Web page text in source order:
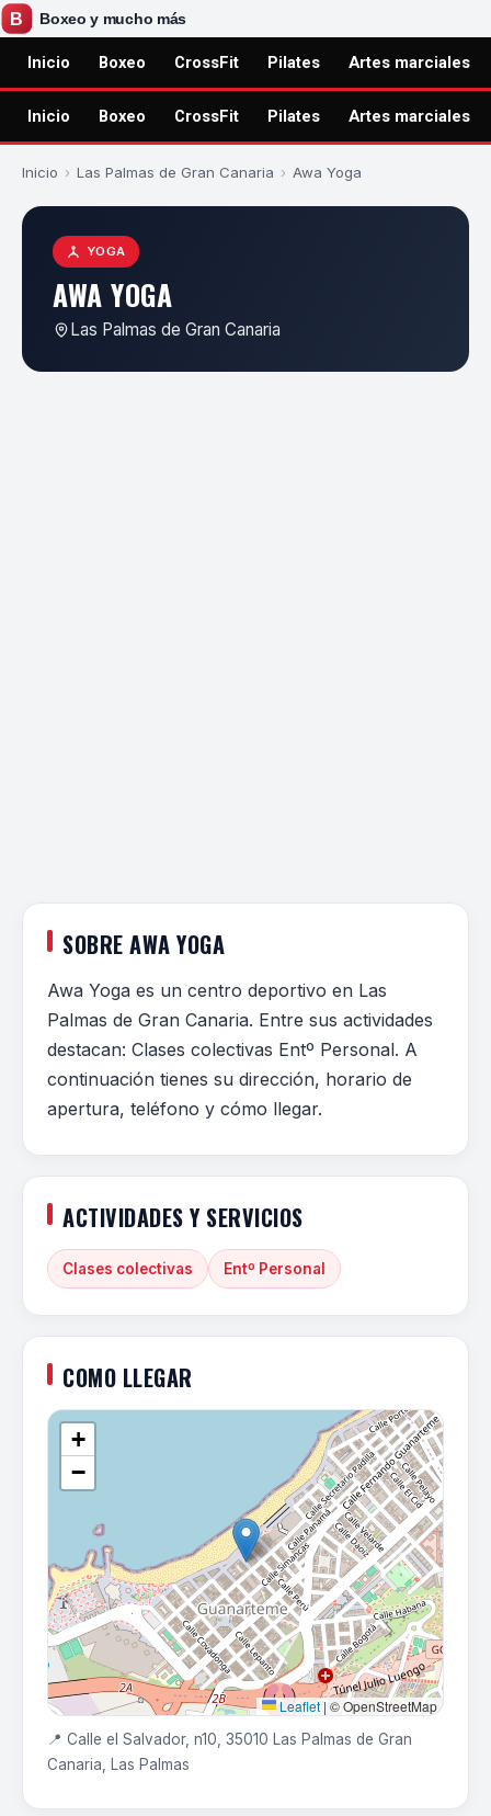
Inicio Boxeo CrossFit Pilates Artes marciales
Inicio Boxeo CrossFit Pilates Artes marciales
Inicio › Las Palmas de Gran Canaria › Awa Yoga
YOGA
AWA YOGA
Las Palmas de Gran Canaria
SOBRE AWA YOGA
Awa Yoga es un centro deportivo en Las
Palmas de Gran Canaria. Entre sus actividades
destacan: Clases colectivas Entº Personal. A
continuación tienes su dirección, horario de
apertura, teléfono y cómo llegar.
ACTIVIDADES Y SERVICIOS
Clases colectivas Entº Personal
COMO LLEGAR
+
−
Leaflet | © OpenStreetMap
📍 Calle el Salvador, n10, 35010 Las Palmas de Gran
Canaria, Las Palmas